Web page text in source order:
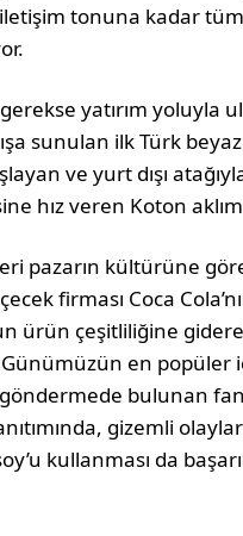
tonuna kadar
yatırım yoluyla
sunulan ilk Türk
ve yurt dışı
hız veren Koton
pazarın kültürüne
firması Coca
ürün çeşitliliğine
en popüler
göndermede bulunan
gizemli
kullanması da